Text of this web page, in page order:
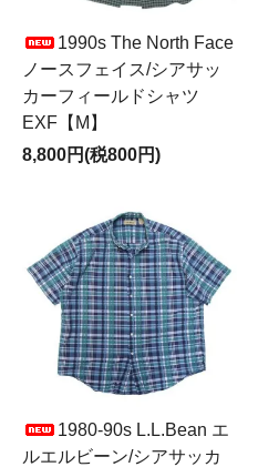
1990s The North Face
ノースフェイス/シアサッ
カーフィールドシャツ
EXF【M】
8,800円(税800円)
1980-90s L.L.Bean エ
ルエルビーン/シアサッカ